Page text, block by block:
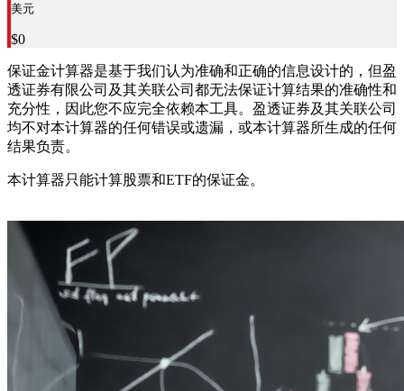
美元
$0
保证金计算器是基于我们认为准确和正确的信息设计的，但盈
透证券有限公司及其关联公司都无法保证计算结果的准确性和
充分性，因此您不应完全依赖本工具。盈透证券及其关联公司
均不对本计算器的任何错误或遗漏，或本计算器所生成的任何
结果负责。
本计算器只能计算股票和ETF的保证金。